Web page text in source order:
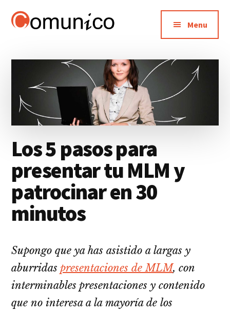
contenido
Additional
menu
Blog
Network
Marketing
Menu
Los 5 pasos para
presentar tu MLM y
patrocinar en 30
minutos
Supongo que ya has asistido a largas y
aburridaspresentaciones de MLM, con
interminables presentaciones y contenido
que no interesa a la mayoría de los